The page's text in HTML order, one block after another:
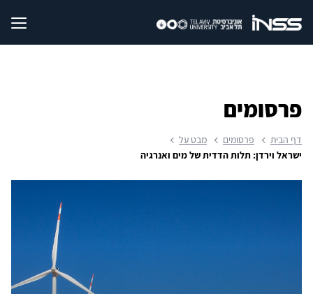
פרסומים
דף הבית פרסומים
מבט על
ישראל וירדן: תלות הדדית של מים ואנרגיה